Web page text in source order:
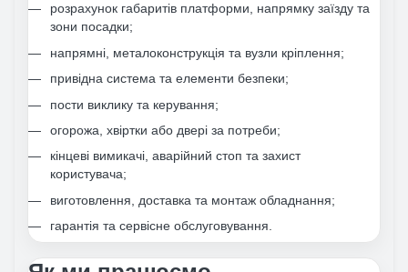
розрахунок габаритів платформи, напрямку заїзду та
зони посадки;
напрямні, металоконструкція та вузли кріплення;
привідна система та елементи безпеки;
пости виклику та керування;
огорожа, хвіртки або двері за потреби;
кінцеві вимикачі, аварійний стоп та захист
користувача;
виготовлення, доставка та монтаж обладнання;
гарантія та сервісне обслуговування.